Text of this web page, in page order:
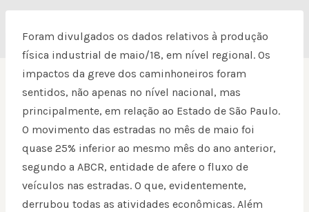
Foram divulgados os dados relativos à produção
física industrial de maio/18, em nível regional. Os
impactos da greve dos caminhoneiros foram
sentidos, não apenas no nível nacional, mas
principalmente, em relação ao Estado de São Paulo.
O movimento das estradas no mês de maio foi
quase 25% inferior ao mesmo mês do ano anterior,
segundo a ABCR, entidade de afere o fluxo de
veículos nas estradas. O que, evidentemente,
derrubou todas as atividades econômicas. Além